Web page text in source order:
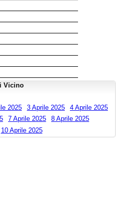
Vicino
2025 3 Aprile 2025 4 Aprile 2025
7 Aprile 2025
8 Aprile 2025
10 Aprile 2025